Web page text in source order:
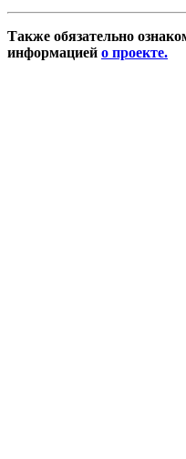
Также обязательно
информацией о проекте.